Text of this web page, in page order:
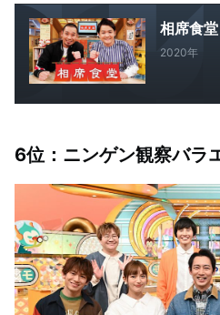
相席食堂
2020年
6位：ニンゲン観察バラ